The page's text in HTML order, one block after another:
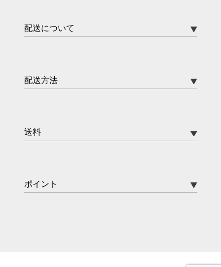
配送について
配送方法
送料
ポイント